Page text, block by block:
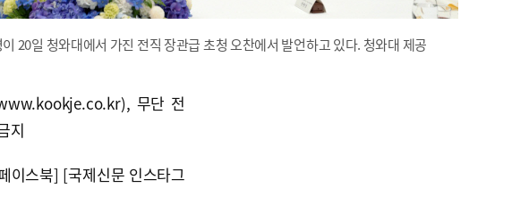
20일 청와대에서 가진 전직 장관급 초청 오찬에서 발언하고 있다. 청와대 제공
무단 전
지
이스북] [국제신문 인스타그